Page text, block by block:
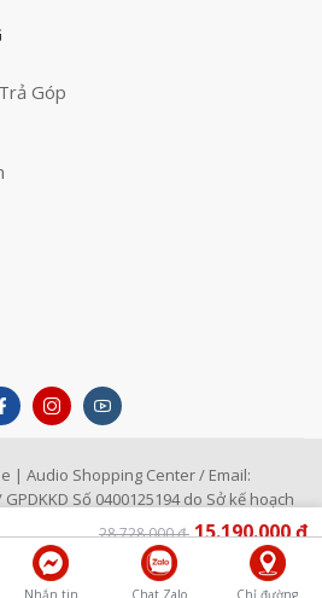
28.728.000 ₫ 15.190.000 ₫
LIÊN HỆ
Nhắn tin Chat Zalo Chỉ đường
Góp
| Audio Shopping Center / Email:
GPDKKD Số 0400125194 do Sở kế hoạch
4/1996